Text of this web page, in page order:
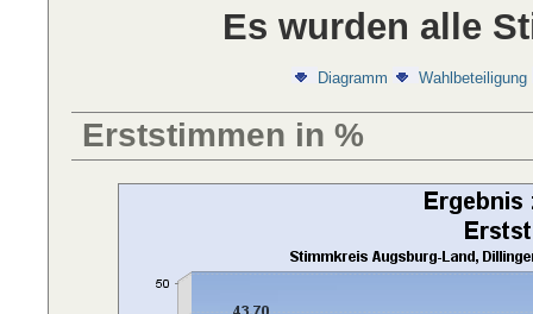
Es wurden alle
Diagramm Wahlbeteiligung
Erststimmen in %